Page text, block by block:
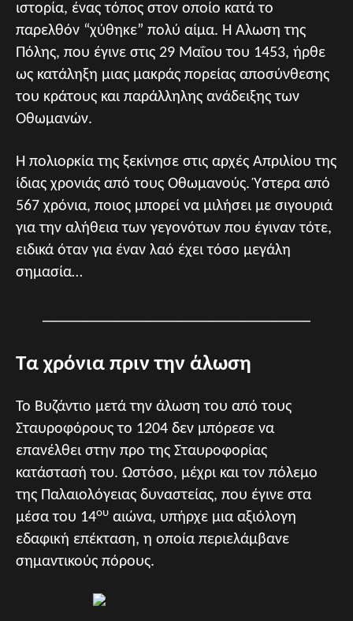
ιστορία, ένας τόπος στον οποίο κατά το
παρελθόν “χύθηκε” πολύ αίμα. Η Άλωση της
Πόλης, που έγινε στις 29 Μαΐου του 1453, ήρθε
ως κατάληξη μιας μακράς πορείας αποσύνθεσης
του κράτους και παράλληλης ανάδειξης των
Οθωμανών.
Η πολιορκία της ξεκίνησε στις αρχές Απριλίου της
ίδιας χρονιάς από τους Οθωμανούς. Ύστερα από
567 χρόνια, ποιος μπορεί να μιλήσει με σιγουριά
για την αλήθεια των γεγονότων που έγιναν τότε,
ειδικά όταν για έναν λαό έχει τόσο μεγάλη
σημασία…
Τα χρόνια πριν την άλωση
Το Βυζάντιο μετά την άλωση του από τους
Σταυροφόρους το 1204 δεν μπόρεσε να
επανέλθει στην προ της Σταυροφορίας
κατάστασή του. Ωστόσο, μέχρι και τον πόλεμο
της Παλαιολόγειας δυναστείας, που έγινε στα
μέσα του 14ου αιώνα, υπήρχε μια αξιόλογη
εδαφική επέκταση, η οποία περιελάμβανε
σημαντικούς πόρους.